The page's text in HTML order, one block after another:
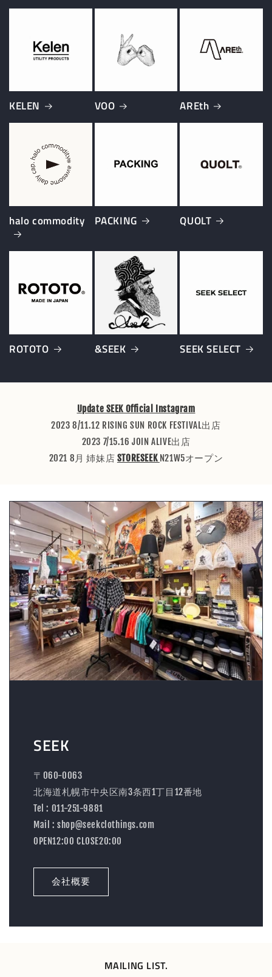
KELEN VOO AREth
halo commodity PACKING QUOLT
ROTOTO &SEEK SEEK SELECT
Update SEEK Official Instagram
2023 8/11.12 RISING SUN ROCK FESTIVAL出店
2023 7/15.16 JOIN ALIVE出店
2021 8月 姉妹店 STORESEEK N21W5オープン
SEEK
〒060-0063
北海道札幌市中央区南3条西1丁目12番地
Tel : 011-251-9881
Mail : shop@seekclothings.com
OPEN12:00 CLOSE20:00
会社概要
MAILING LIST.